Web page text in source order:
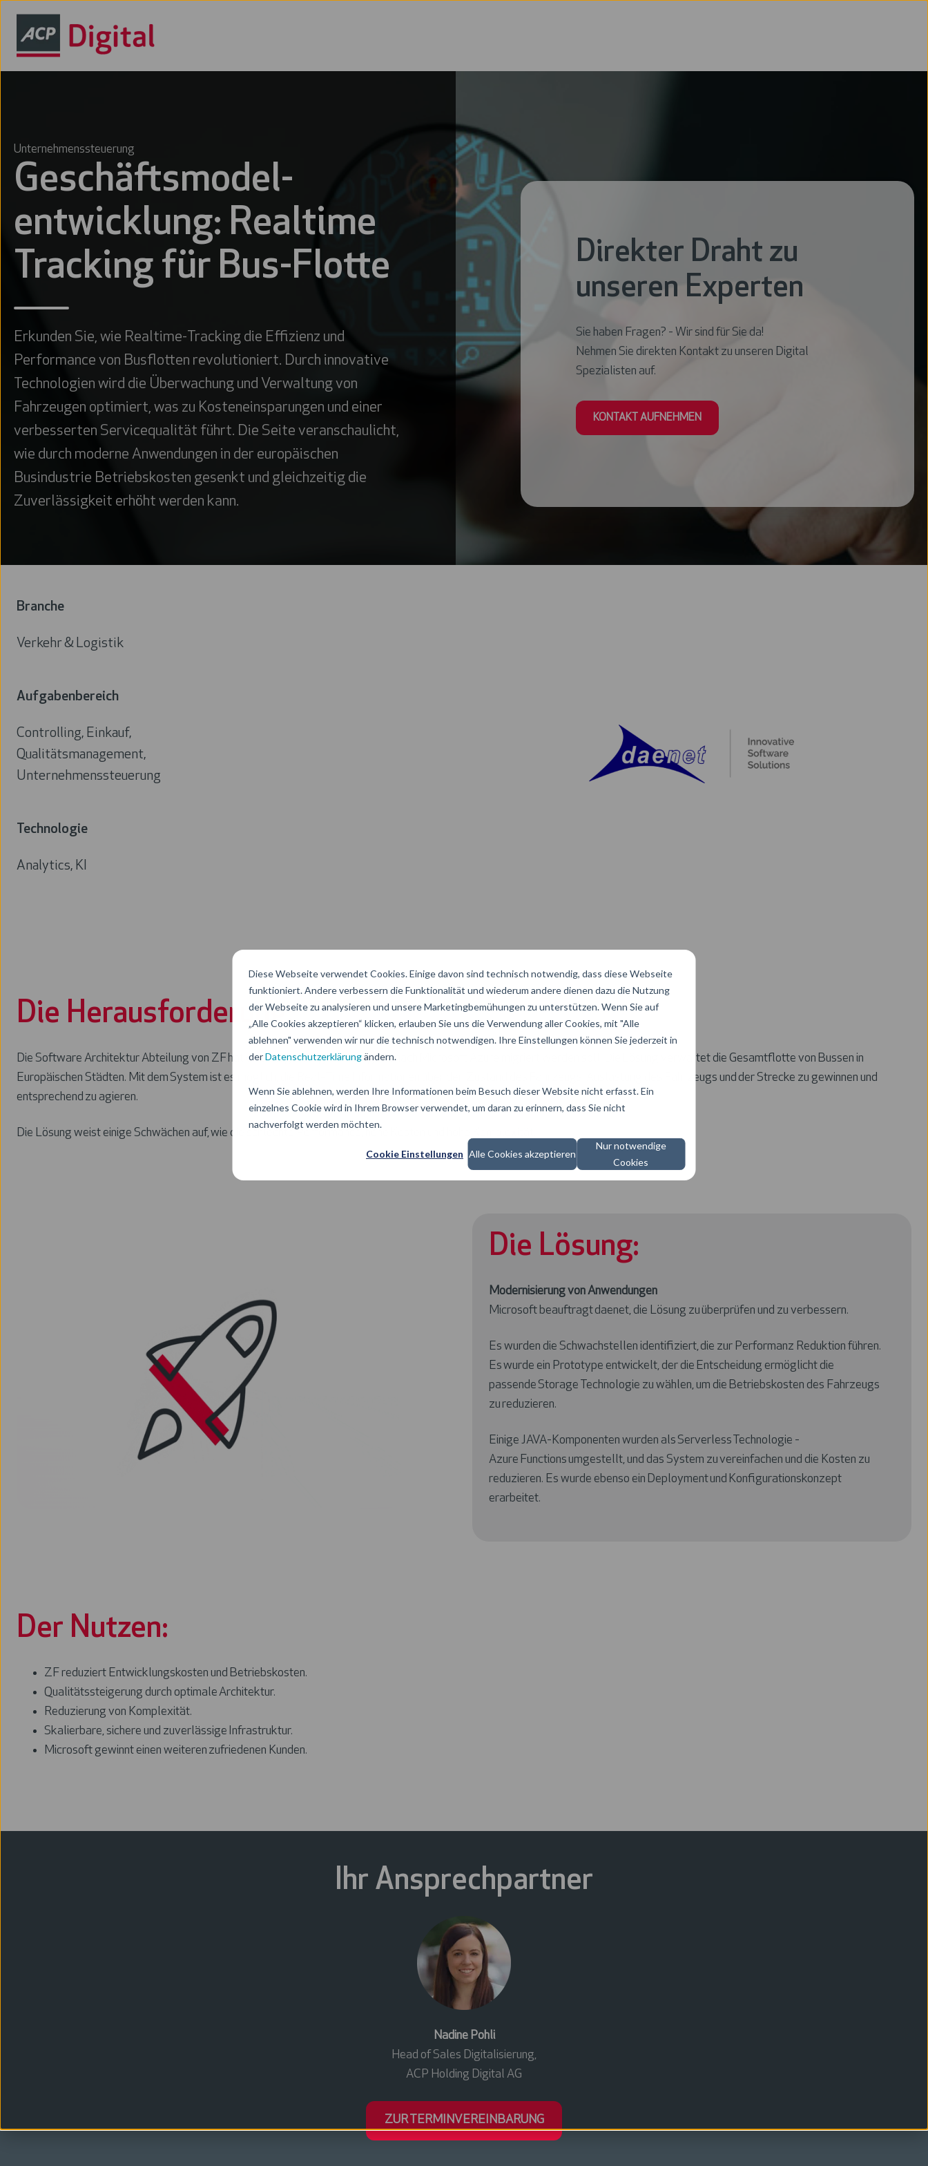
Diese Webseite verwendet Cookies. Einige davon sind technisch notwendig, dass diese Webseite
funktioniert. Andere verbessern die Funktionalität und wiederum andere dienen dazu die Nutzung
der Webseite zu analysieren und unsere Marketingbemühungen zu unterstützen. Wenn Sie auf
„Alle Cookies akzeptieren“ klicken, erlauben Sie uns die Verwendung aller Cookies, mit "Alle
ablehnen" verwenden wir nur die technisch notwendigen. Ihre Einstellungen können Sie jederzeit in
derDatenschutzerklärungändern.
Wenn Sie ablehnen, werden Ihre Informationen beim Besuch dieser Website nicht erfasst. Ein
einzelnes Cookie wird in Ihrem Browser verwendet, um daran zu erinnern, dass Sie nicht
nachverfolgt werden möchten.
Cookie Einstellungen Alle Cookies akzeptieren
Nur notwendige
Cookies
Unternehmenssteuerung
Geschäftsmodel-
entwicklung: Realtime
Tracking für Bus-Flotte
Erkunden Sie, wie Realtime-Tracking die Effizienz und
Performance von Busflotten revolutioniert. Durch innovative
Technologien wird die Überwachung und Verwaltung von
Fahrzeugen optimiert, was zu Kosteneinsparungen und einer
verbesserten Servicequalität führt. Die Seite veranschaulicht,
wie durch moderne Anwendungen in der europäischen
Busindustrie Betriebskosten gesenkt und gleichzeitig die
Zuverlässigkeit erhöht werden kann.
Direkter Draht zu
unseren Experten
Sie haben Fragen? - Wir sind für Sie da!
Nehmen Sie direkten Kontakt zu unseren Digital
Spezialisten auf.
KONTAKT AUFNEHMEN
Branche
Verkehr & Logistik
Aufgabenbereich
Controlling, Einkauf,
Qualitätsmanagement,
Unternehmenssteuerung
Technologie
Analytics, KI
Die Herausforderung:
Die Software Architektur Abteilung von ZF hat eine vorgefertigte Lösung, die nach Microsoft Azure migriert werden soll. Die Lösung verwaltet die Gesamtflotte von Bussen in
Europäischen Städten. Mit dem System ist es möglich, die Real-Time Informationen über den Zustand des Fahrzeugs, Auslastung des Fahrzeugs und der Strecke zu gewinnen und
entsprechend zu agieren.
Die Lösung weist einige Schwächen auf, wie die schlechte Performance, hohe Kosten und hohe Komplexität.
Die Lösung:
Modernisierung von Anwendungen
Microsoft beauftragt daenet, die Lösung zu überprüfen und zu verbessern.
Es wurden die Schwachstellen identifiziert, die zur Performanz Reduktion führen.
Es wurde ein Prototype entwickelt, der die Entscheidung ermöglicht die
passende Storage Technologie zu wählen, um die Betriebskosten des Fahrzeugs
zu reduzieren.
Einige JAVA-Komponenten wurden als Serverless Technologie -
Azure Functions umgestellt, und das System zu vereinfachen und die Kosten zu
reduzieren. Es wurde ebenso ein Deployment und Konfigurationskonzept
erarbeitet.
Der Nutzen:
ZF reduziert Entwicklungskosten und Betriebskosten.
Qualitätssteigerung durch optimale Architektur.
Reduzierung von Komplexität.
Skalierbare, sichere und zuverlässige Infrastruktur.
Microsoft gewinnt einen weiteren zufriedenen Kunden​.
Ihr Ansprechpartner
Nadine Pohli
Head of Sales Digitalisierung,
ACP Holding Digital AG
ZUR TERMINVEREINBARUNG